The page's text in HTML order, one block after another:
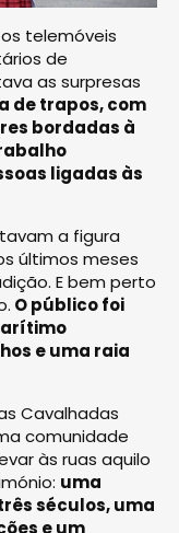
telemóveis
de
as surpresas
de trapos, com
bordadas à
ligadas às
a figura
últimos meses
E bem perto
O público foi
e uma raia
Cavalhadas
comunidade
às ruas aquilo
uma
séculos, uma